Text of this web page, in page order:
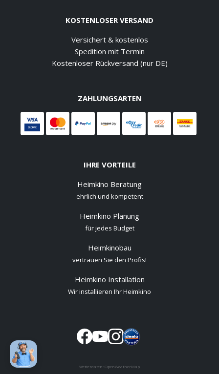
KOSTENLOSER VERSAND
Versichert & kostenlos
Spedition mit Termin
Kostenloser Rückversand (nur DE)
ZAHLUNGSARTEN
IHRE VORTEILE
Heimkino Beratung
ehrlich und kompetent
Heimkino Planung
für jedes Budget
Heimkinobau
vertrauen Sie den Profis!
Heimkino Installation
Wir installieren Ihr Heimkino
Wetterdaten: OpenWeatherMap